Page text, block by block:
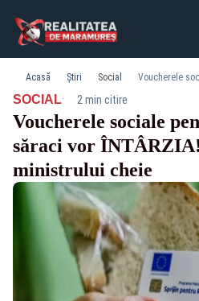
Acasă Știri Social
SOCIAL· 2 min citire
Voucherele sociale
săraci vor
ministrului cheie